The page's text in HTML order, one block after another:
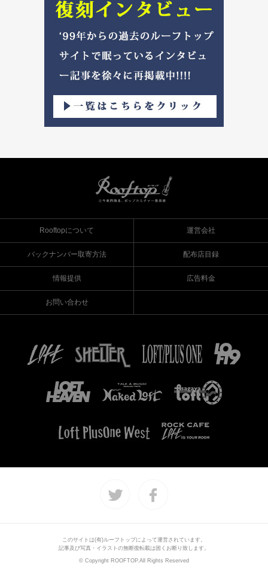
Rooftopについて 運営会社
バックナンバー取寄方法 配布店目録
情報提供 広告料金
お問い合わせ
このサイトは(有)ルーフトップによって運営されています。
記事及び写真・イラストの無断復転載は固くお断り致します。
© Copyright ROOFTOP.All Rights Reserved